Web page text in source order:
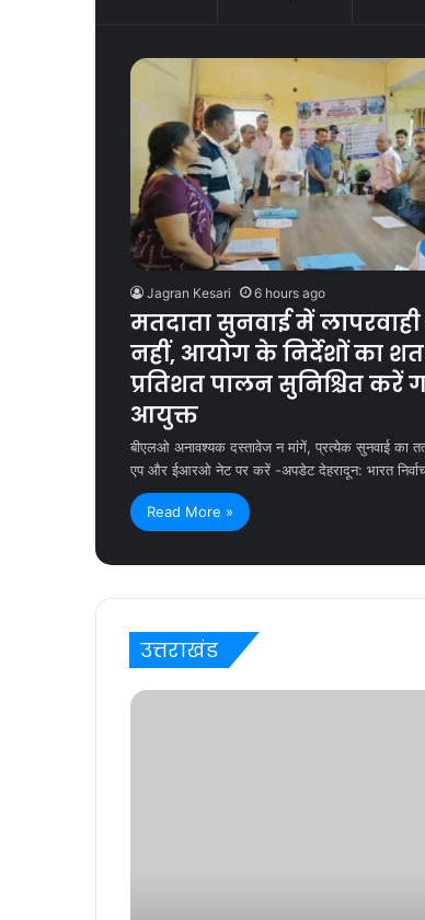
Jagran Kesari 6 hours ago
मतदाता सुनवाई में लापरवाही
नहीं, आयोग के निर्देशों का
प्रतिशत पालन सुनिश्चित करें
आयुक्त
बीएलओ अनावश्यक दस्तावेज न मांगें, प्रत्येक सुनवाई का
एप और ईआरओ नेट पर करें -अपडेट देहरादून: भारत
Read More »
उत्तराखंड